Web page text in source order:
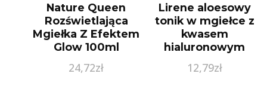
Nature Queen
Rozświetlająca
Mgiełka Z Efektem
Glow 100ml
24,72zł
Lirene aloesowy
tonik w mgiełce z
kwasem
hialuronowym
12,79zł